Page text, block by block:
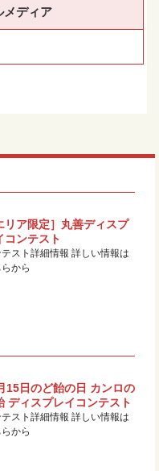
メディア
リア限定］丸善ディスプ
コンテスト
テスト詳細情報 詳しい情報は
から
15日のど飴の日 カンロの
ディスプレイコンテスト
テスト詳細情報 詳しい情報は
らから